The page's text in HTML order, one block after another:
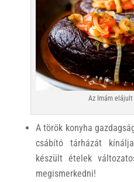
Az Imám
A török konyha
csábító tárházát
készült ételek
megismerkedni!